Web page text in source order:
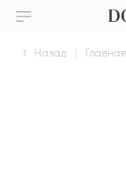
Назад | Главная